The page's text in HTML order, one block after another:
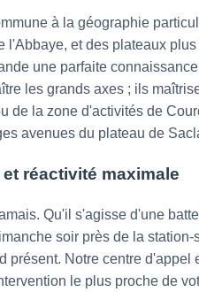
à la géographie
l'Abbaye, et des plateaux
une parfaite
les grands axes ; ils
de la zone d'activités de
avenues du plateau de
réactivité maximale
Qu'il s'agisse d'une
soir près de la
présent. Notre centre
le plus proche de